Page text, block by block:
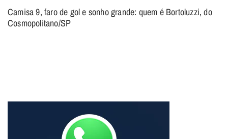
Camisa 9, faro de gol e sonho grande: quem é Bortoluzzi, do
Cosmopolitano/SP